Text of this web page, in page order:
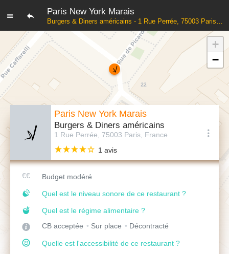
Paris New York Marais
Burgers & Diners américains - 1 Rue Perrée, 75003 Paris, France
Paris New York Marais
Burgers & Diners américains
1 Rue Perrée, 75003 Paris, France
1 avis
Budget modéré
Quel est le niveau sonore de ce restaurant ?
Quel est le régime alimentaire ?
CB acceptée
Sur place Décontracté
Quelle est l'accessibilité de ce restaurant ?
+
−